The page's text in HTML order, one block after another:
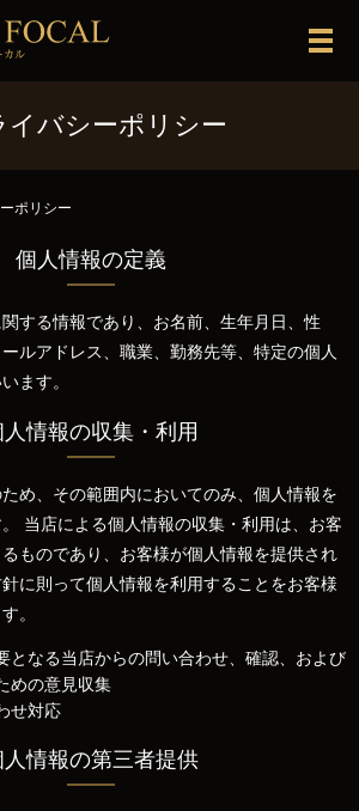
メ
イバシーポリシー
ポリシー
個人情報の定義
する情報であり、お名前、生年月日、性
ルアドレス、職業、勤務先等、特定の個人
ます。
人情報の収集・利用
め、その範囲内においてのみ、個人情報を
当店による個人情報の収集・利用は、お客
ものであり、お客様が個人情報を提供され
に則って個人情報を利用することをお客様
。
となる当店からの問い合わせ、確認、および
めの意見収集
せ対応
人情報の第三者提供